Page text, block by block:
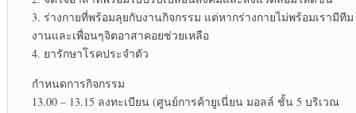
3. ร่างกายที่พร้อมลุยกับงานกิจกรรม แต่หากร่างกายไม่พร้อมเรามีทีม
งานและเพื่อนๆจิตอาสาคอยช่วยเหลือ
4. ยารักษาโรคประจำตัว
กำหนดการกิจกรรม
13.00 – 13.15 ลงทะเบียน (ศูนย์การค้ายูเนี่ยน มอลล์ ชั้น 5 บริเวณ